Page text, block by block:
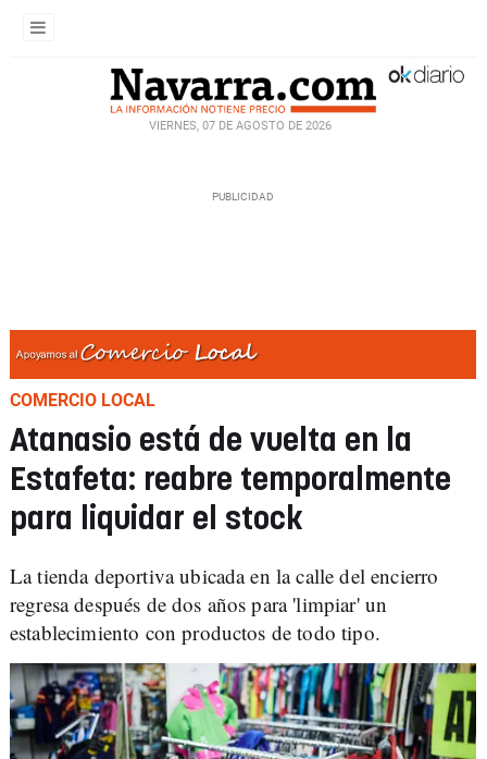
VIERNES, 07 DE AGOSTO DE 2026
COMERCIO LOCAL
Atanasio está de vuelta en la
Estafeta: reabre temporalmente
para liquidar el stock
La tienda deportiva ubicada en la calle del encierro
regresa después de dos años para 'limpiar' un
establecimiento con productos de todo tipo.